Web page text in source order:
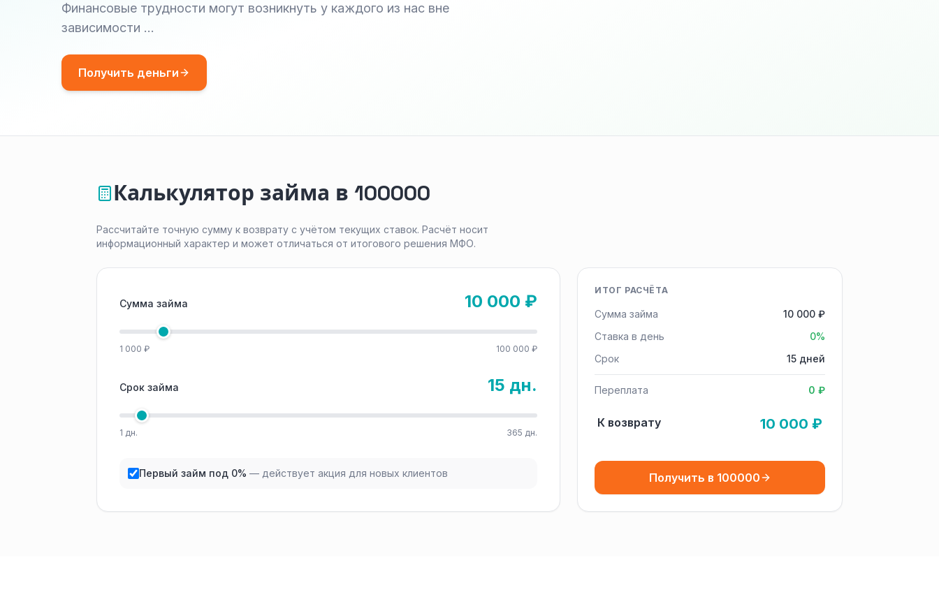
Финансовые трудности могут возникнуть у каждого из нас вне
зависимости …
Получить деньги
Калькулятор займа в 100000
Рассчитайте точную сумму к возврату с учётом текущих ставок. Расчёт носит
информационный характер и может отличаться от итогового решения МФО.
Сумма займа 10 000 ₽
1 000 ₽ 100 000 ₽
Срок займа 15 дн.
1 дн. 365 дн.
Первый займ под 0% — действует акция для новых клиентов
ИТОГ РАСЧЁТА
Сумма займа
10 000 ₽
Ставка в день
0%
Срок
15 дней
Переплата 0 ₽
К возврату 10 000 ₽
Получить в 100000